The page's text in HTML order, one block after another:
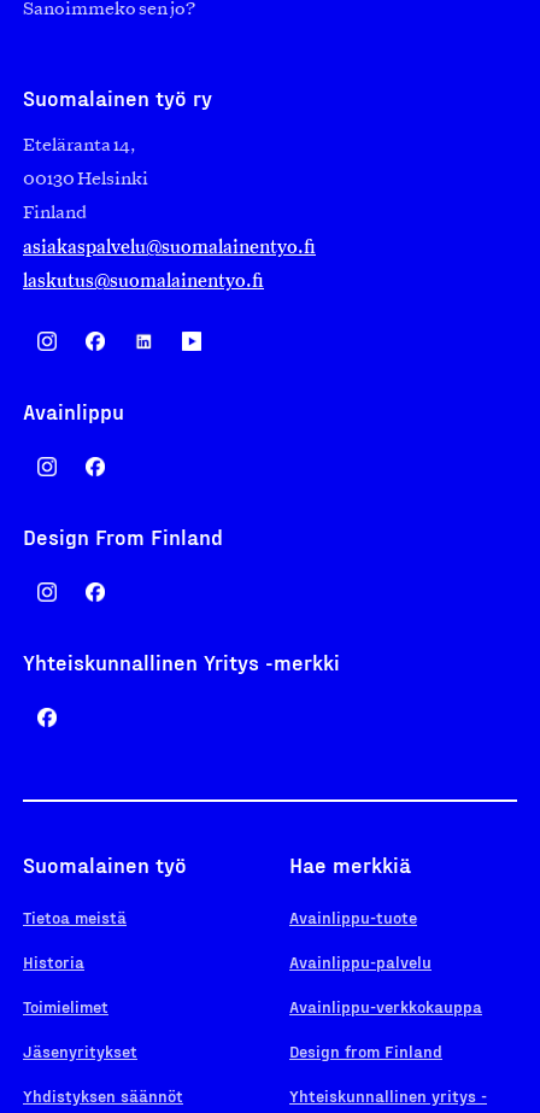
Sanoimmeko sen jo?
Suomalainen työ ry
Eteläranta 14,
00130 Helsinki
Finland
asiakaspalvelu@suomalainentyo.fi
laskutus@suomalainentyo.fi
Avainlippu
Design From Finland
Yhteiskunnallinen Yritys -merkki
Suomalainen työ
Tietoa meistä
Historia
Toimielimet
Jäsenyritykset
Yhdistyksen säännöt
Hae merkkiä
Avainlippu-tuote
Avainlippu-palvelu
Avainlippu-verkkokauppa
Design from Finland
Yhteiskunnallinen yritys -